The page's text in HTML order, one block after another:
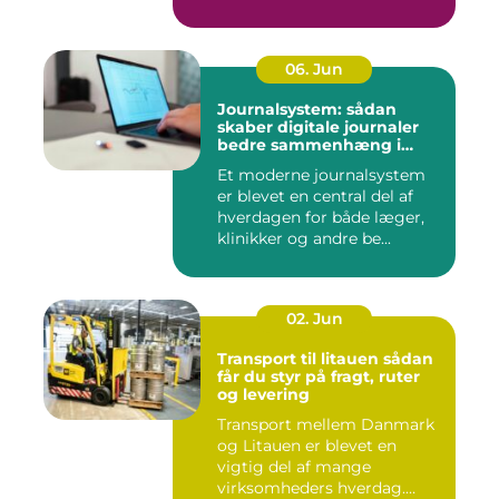
06. Jun
Journalsystem: sådan
skaber digitale journaler
bedre sammenhæng i
Et moderne journalsystem
er blevet en central del af
hverdagen for både læger,
klinikker og andre be...
02. Jun
Transport til litauen sådan
får du styr på fragt, ruter
og levering
Transport mellem Danmark
og Litauen er blevet en
vigtig del af mange
virksomheders hverdag.